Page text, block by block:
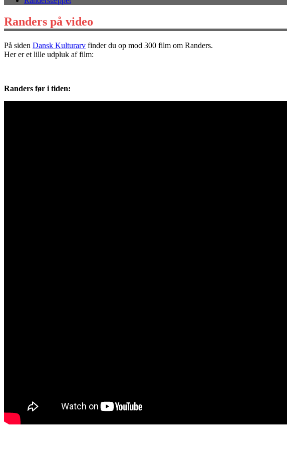
Randers på video
På siden Dansk Kulturarv finder du op mod 300 film om Randers.
Her er et lille udpluk af film:
Randers før i tiden: